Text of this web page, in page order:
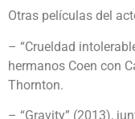
Otras películas del
– “Crueldad
hermanos Coen con
Thornton.
– “Gravity” (2013),